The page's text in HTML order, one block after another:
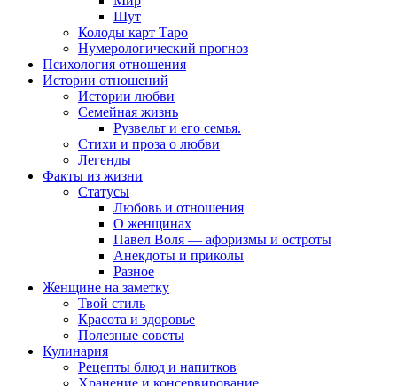
Шут
Колоды карт Таро
Нумерологический прогноз
Психология отношения
Истории отношений
Истории любви
Семейная жизнь
Рузвельт и его семья.
Стихи и проза о любви
Легенды
Факты из жизни
Статусы
Любовь и отношения
О женщинах
Павел Воля — афоризмы и остроты
Анекдоты и приколы
Разное
Женщине на заметку
Твой стиль
Красота и здоровье
Полезные советы
Кулинария
Рецепты блюд и напитков
Хранение и консервирование